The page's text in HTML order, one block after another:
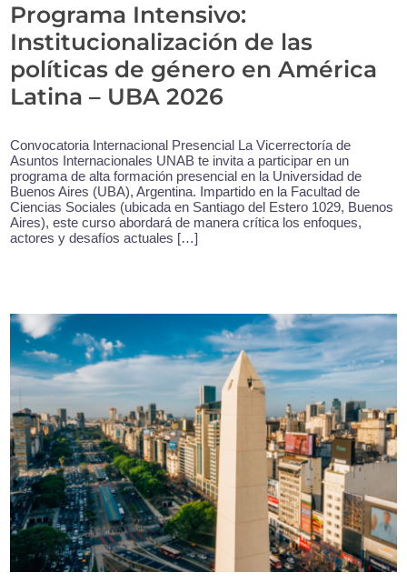
Programa Intensivo:
Institucionalización de las
políticas de género en América
Latina – UBA 2026
Convocatoria Internacional Presencial La Vicerrectoría de
Asuntos Internacionales UNAB te invita a participar en un
programa de alta formación presencial en la Universidad de
Buenos Aires (UBA), Argentina. Impartido en la Facultad de
Ciencias Sociales (ubicada en Santiago del Estero 1029, Buenos
Aires), este curso abordará de manera crítica los enfoques,
actores y desafíos actuales […]